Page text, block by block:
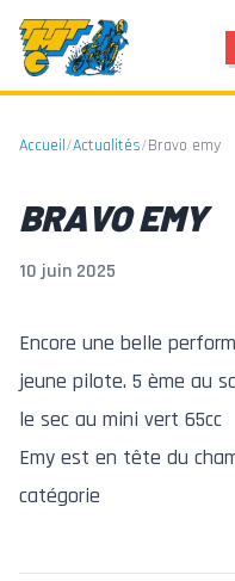
Accueil/Actualités/Bravo emy
BRAVO EMY
10 juin 2025
Encore une belle
jeune pilote. 5 ème au
le sec au mini vert 65cc
Emy est en tête du
catégorie